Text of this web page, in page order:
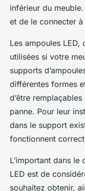
inférieur du
et de le connecter à
Les ampoules LED,
utilisées si votre
supports
différentes formes
d’être
panne. Pour leur
dans le support
fonctionnent
L’important dans le
LED est de
souhaitez obtenir,